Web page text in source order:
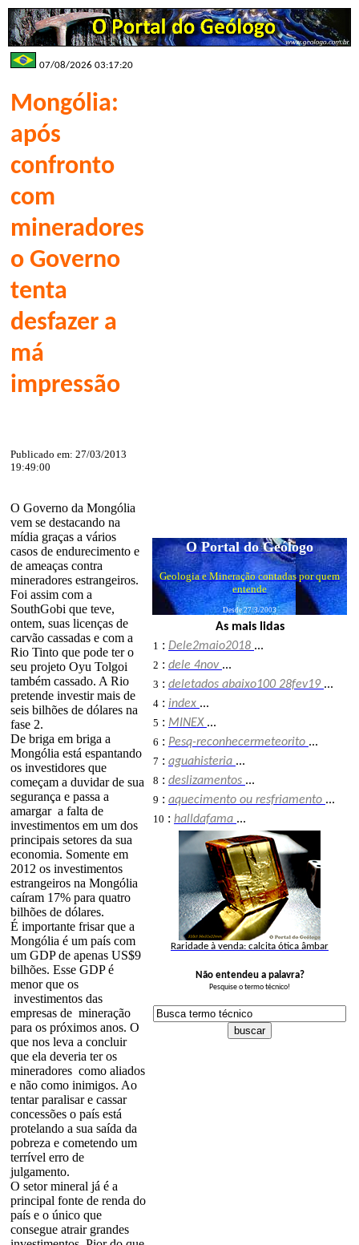
07/08/2026 03:17:20
Mongólia:
após
confronto
com
mineradores
o Governo
tenta
desfazer a
má
impressão
Publicado em: 27/03/2013
19:49:00
O Governo da Mongólia
vem se destacando na
mídia graças a vários
casos de endurecimento e
de ameaças contra
mineradores estrangeiros.
Foi assim com a
SouthGobi que teve,
ontem, suas licenças de
carvão cassadas e com a
Rio Tinto que pode ter o
seu projeto Oyu Tolgoi
também cassado. A Rio
pretende investir mais de
seis bilhões de dólares na
fase 2.
De briga em briga a
Mongólia está espantando
os investidores que
começam a duvidar de sua
segurança e passa a
amargar a falta de
investimentos em um dos
principais setores da sua
economia. Somente em
2012 os investimentos
estrangeiros na Mongólia
caíram 17% para quatro
bilhões de dólares.
É importante frisar que a
Mongólia é um país com
um GDP de apenas US$9
bilhões. Esse GDP é
menor que os
investimentos das
empresas de mineração
para os próximos anos. O
que nos leva a concluir
que ela deveria ter os
mineradores como aliados
e não como inimigos. Ao
tentar paralisar e cassar
concessões o país está
protelando a sua saída da
pobreza e cometendo um
terrível erro de
julgamento.
O setor mineral já é a
principal fonte de renda do
país e o único que
consegue atrair grandes
O Portal do Geólogo
Geologia e Mineração contadas por quem
entende
Desde 27/3/2003
As mais lidas
1 : Dele2maio2018 ...
2 : dele 4nov ...
3 : deletados abaixo100 28fev19 ...
4 : index ...
5 : MINEX ...
6 : Pesq-reconhecermeteorito ...
7 : aguahisteria ...
8 : deslizamentos ...
9 : aquecimento ou resfriamento ...
10 : halldafama ...
Raridade à venda: calcita ótica âmbar
Não entendeu a palavra?
Pesquise o termo técnico!